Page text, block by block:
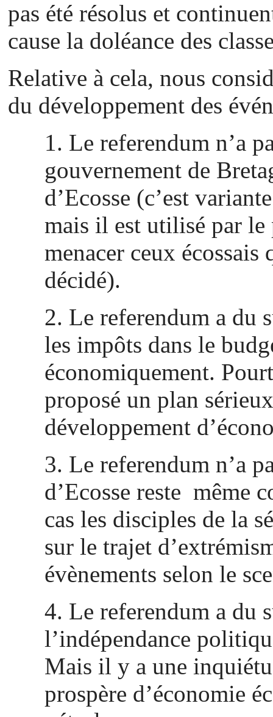
pas été résolus et
cause la doléance des
Relative à cela, nous
du développement des
1. Le referendum n’a
gouvernement de
d’Ecosse (c’est
mais il est utilisé par
menacer ceux écossais
décidé).
2. Le referendum a du
les impôts dans le
économiquement.
proposé un plan
développement
3. Le referendum n’a
d’Ecosse reste même
cas les disciples de la
sur le trajet
évènements selon le
4. Le referendum a du
l’indépendance
Mais il y a une
prospère d’économie